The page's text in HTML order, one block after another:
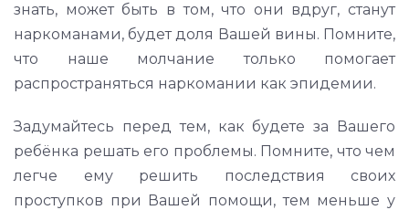
знать, может быть в том, что они вдруг, станут
наркоманами, будет доля Вашей вины. Помните,
что наше молчание только помогает
распространяться наркомании как эпидемии.
Задумайтесь перед тем, как будете за Вашего
ребёнка решать его проблемы. Помните, что чем
легче ему решить последствия своих
проступков при Вашей помощи, тем меньше у